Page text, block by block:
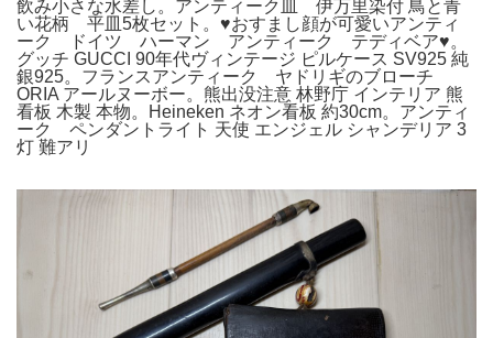
飲み小さな水差し。アンティーク皿 伊万里染付 鳥と青
い花柄 平皿5枚セット。♥おすまし顔が可愛いアンティ
ーク ドイツ ハーマン アンティーク テディベア♥。
グッチ GUCCI 90年代ヴィンテージ ピルケース SV925 純
銀925。フランスアンティーク ヤドリギのブローチ
ORIA アールヌーボー。熊出没注意 林野庁 インテリア 熊
看板 木製 本物。Heineken ネオン看板 約30cm。アンティ
ーク ペンダントライト 天使 エンジェル シャンデリア 3
灯 難アリ